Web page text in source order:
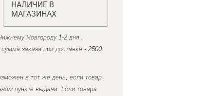
НАЛИЧИЕ В
МАГАЗИНАХ
Новгороду 1-2 дня .
заказа при доставке - 2500
в тот же день, если товар
пункте выдачи. Если товара